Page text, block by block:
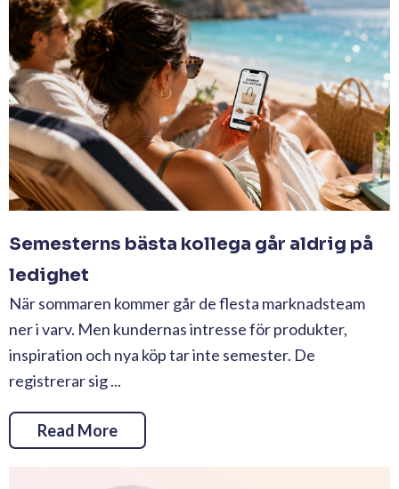
Semesterns bästa kollega går aldrig på
ledighet
När sommaren kommer går de flesta marknadsteam
ner i varv. Men kundernas intresse för produkter,
inspiration och nya köp tar inte semester. De
registrerar sig ...
Read More